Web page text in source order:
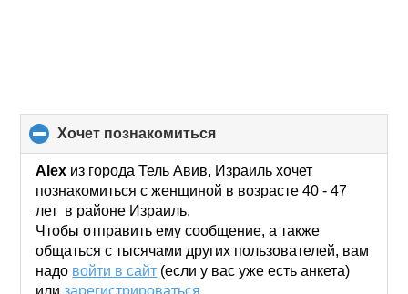
хочет познакомиться
to
collapse
contents
Alex из города Тель Авив, Израиль хочет
познакомиться с женщиной в возрасте 40 - 47
лет в районе Израиль.
Чтобы отправить ему сообщение, а также
общаться с тысячами других пользователей, вам
надо войти в сайт (если у вас уже есть анкета)